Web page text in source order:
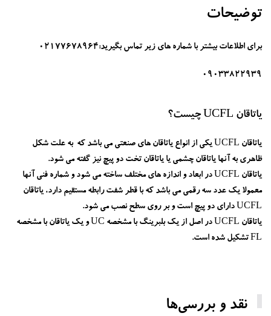
توضیحات
برای اطلاعات بیشتر با شماره های زیر تماس بگیرید:02177678964
09033822939
یاتاقان UCFL چیست؟
یاتاقان UCFL یکی از انواع یاتاقان های صنعتی می باشد که به علت شکل
ظاهری به آنها یاتاقان چشمی یا یاتاقان تخت دو پیچ نیز گفته می شود.
یاتاقان UCFL در ابعاد و اندازه های مختلف ساخته می شود و شماره فنی آنها
معمولا یک عدد سه رقمی می باشد که با قطر شفت رابطه مستقیم دارد، یاتاقان
UCFL دارای دو پیچ است و بر روی سطح نصب می شود.
یاتاقان UCFL در اصل از یک بلبرینگ با مشخصه UC و یک یاتاقان با مشخصه
FL تشکیل شده است.
نقد و بررسی‌ها